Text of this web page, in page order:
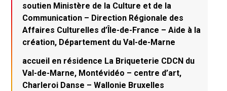
soutien Ministère de la Culture et de la
Communication – Direction Régionale des
Affaires Culturelles d’Île-de-France – Aide à la
création, Département du Val-de-Marne
accueil en résidence La Briqueterie CDCN du
Val-de-Marne, Montévidéo – centre d’art,
Charleroi Danse – Wallonie Bruxelles